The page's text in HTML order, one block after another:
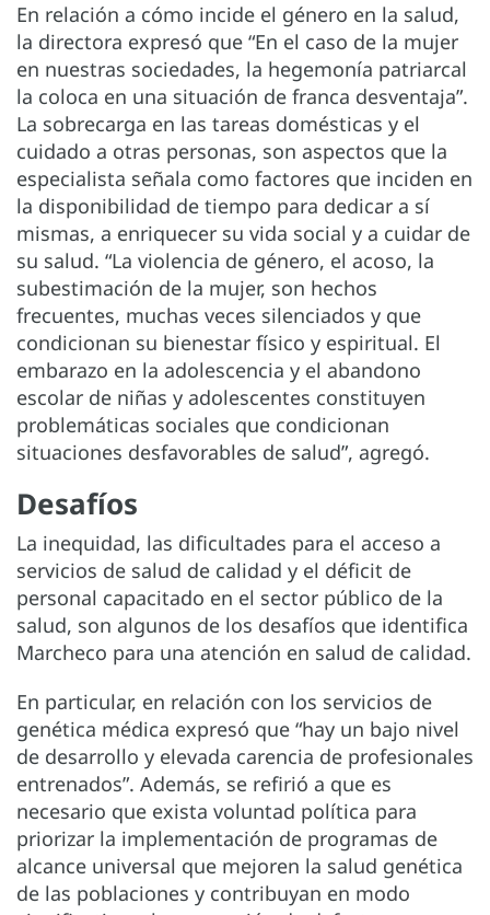
En relación a cómo incide el género en la salud,
la directora expresó que “En el caso de la mujer
en nuestras sociedades, la hegemonía patriarcal
la coloca en una situación de franca desventaja”.
La sobrecarga en las tareas domésticas y el
cuidado a otras personas, son aspectos que la
especialista señala como factores que inciden en
la disponibilidad de tiempo para dedicar a sí
mismas, a enriquecer su vida social y a cuidar de
su salud. “La violencia de género, el acoso, la
subestimación de la mujer, son hechos
frecuentes, muchas veces silenciados y que
condicionan su bienestar físico y espiritual. El
embarazo en la adolescencia y el abandono
escolar de niñas y adolescentes constituyen
problemáticas sociales que condicionan
situaciones desfavorables de salud”, agregó.
Desafíos
La inequidad, las dificultades para el acceso a
servicios de salud de calidad y el déficit de
personal capacitado en el sector público de la
salud, son algunos de los desafíos que identifica
Marcheco para una atención en salud de calidad.
En particular, en relación con los servicios de
genética médica expresó que “hay un bajo nivel
de desarrollo y elevada carencia de profesionales
entrenados”. Además, se refirió a que es
necesario que exista voluntad política para
priorizar la implementación de programas de
alcance universal que mejoren la salud genética
de las poblaciones y contribuyan en modo